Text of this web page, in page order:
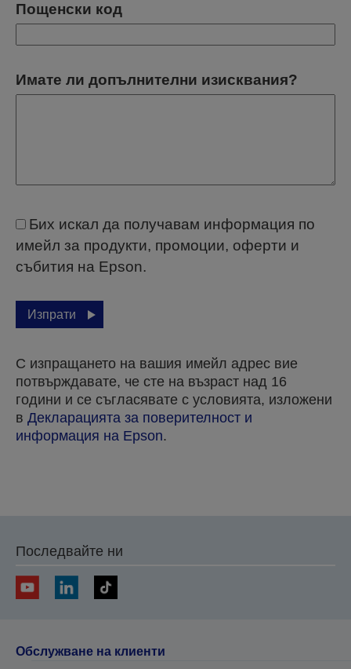
Пощенски код
Имате ли допълнителни изисквания?
Бих искал да получавам информация по
имейл за продукти, промоции, оферти и
събития на Epson.
Изпрати
С изпращането на вашия имейл адрес вие
потвърждавате, че сте на възраст над 16
години и се съгласявате с условията, изложени
в Декларацията за поверителност и
информация на Epson.
Ще се свържем с вас в рамките на следващите
няколко работни дни.
Последвайте ни
Обслужване на клиенти